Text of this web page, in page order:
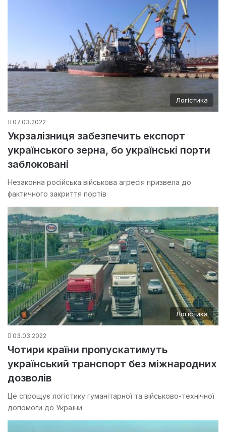
Логістика
07.03.2022
Укрзалізниця забезпечить експорт
українського зерна, бо українські порти
заблоковані
Незаконна російська військова агресія призвела до
фактичного закриття портів
Логістика
03.03.2022
Чотири країни пропускатимуть
український транспорт без міжнародних
дозволів
Це спрощує логістику гуманітарної та військово-технічної
допомоги до України